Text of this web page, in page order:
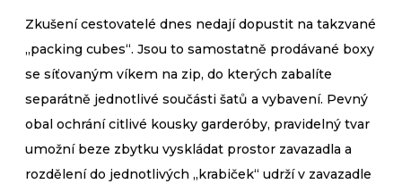
Zkušení cestovatelé dnes nedají dopustit na takzvané
„packing cubes“. Jsou to samostatně prodávané boxy
se síťovaným víkem na zip, do kterých zabalíte
separátně jednotlivé součásti šatů a vybavení. Pevný
obal ochrání citlivé kousky garderóby, pravidelný tvar
umožní beze zbytku vyskládat prostor zavazadla a
rozdělení do jednotlivých „krabiček“ udrží v zavazadle